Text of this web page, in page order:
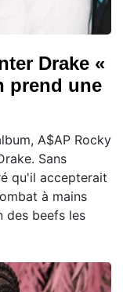
Drake «
prend une
A$AP Rocky
Sans
qu'il accepterait
à mains
des beefs les